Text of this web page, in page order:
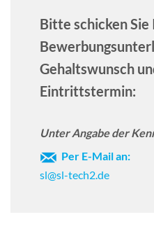
Bitte schicken
Gehaltswunsch
Eintrittstermin:
Unter Angabe der
Per E-Mail an:
sl@sl-tech2.de